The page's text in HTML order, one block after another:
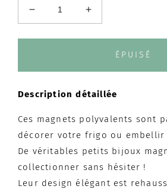
Réduire
la
quantité
Augmenter
la
quantité
ÉPUISÉ
Description détaillée
Ces magnets polyvalents sont
décorer votre frigo ou embellir
De véritables petits bijoux
collectionner sans hésiter !
Leur design élégant est